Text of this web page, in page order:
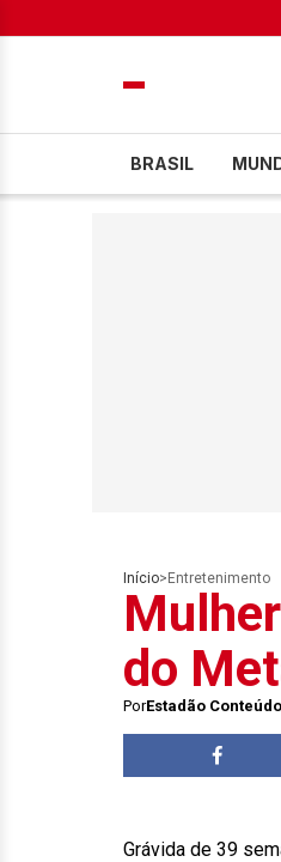
BRASIL
Início> Entretenimento
do
PorEstadão Conteúdo
Grávida de 39